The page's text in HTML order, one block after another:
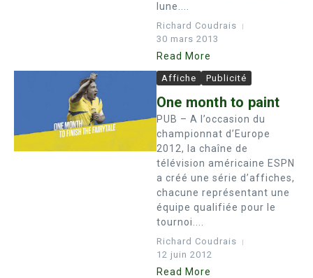
lune....
Richard Coudrais
30 mars 2013
Read More
Affiche Publicité
One month to paint
PUB – A l’occasion du
championnat d’Europe
2012, la chaîne de
télévision américaine ESPN
a créé une série d’affiches,
chacune représentant une
équipe qualifiée pour le
tournoi....
Richard Coudrais
12 juin 2012
Read More